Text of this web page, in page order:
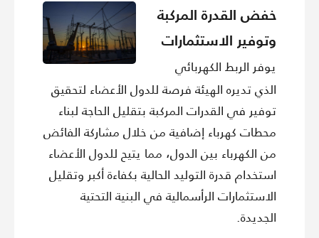
خفض القدرة المركبة
وتوفير الاستثمارات
الرأسمالية
يوفر الربط الكهربائي
الذي تديره الهيئة فرصة للدول الأعضاء لتحقيق
توفير في القدرات المركبة بتقليل الحاجة لبناء
محطات كهرباء إضافية من خلال مشاركة الفائض
من الكهرباء بين الدول، مما يتيح للدول الأعضاء
استخدام قدرة التوليد الحالية بكفاءة أكبر وتقليل
الاستثمارات الرأسمالية في البنية التحتية
الجديدة.